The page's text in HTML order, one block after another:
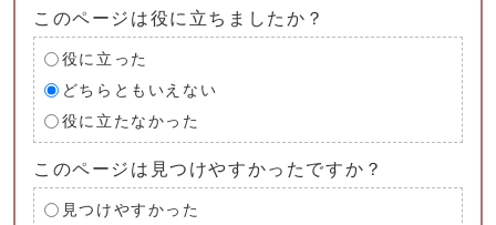
このページは役に立ちましたか？
役に立った
どちらともいえない
役に立たなかった
このページは見つけやすかったですか？
見つけやすかった